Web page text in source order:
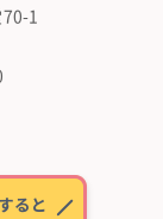
1